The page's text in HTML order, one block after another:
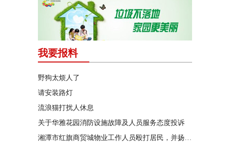
我要报料
野狗太烦人了
请安装路灯
流浪猫打扰人休息
关于华雅花园消防设施故障及人员服务态度投诉
湘潭市红旗商贸城物业工作人员殴打居民，并扬言恐吓“我打死你有冯友根负责”